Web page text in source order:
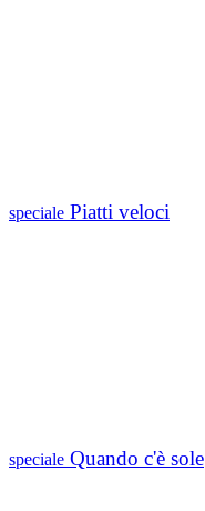
speciale Piatti veloci
speciale Quando c'è sole